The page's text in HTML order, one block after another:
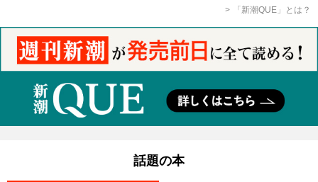
「新潮QUE」とは？
話題の本